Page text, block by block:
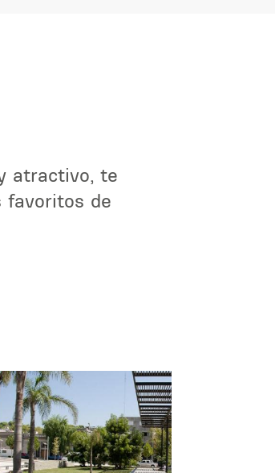
atractivo, te
favoritos de